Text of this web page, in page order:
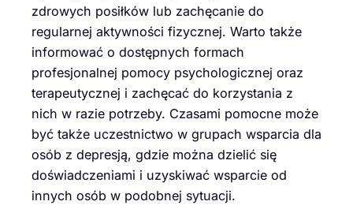
zdrowych posiłków lub zachęcanie do
regularnej aktywności fizycznej. Warto także
informować o dostępnych formach
profesjonalnej pomocy psychologicznej oraz
terapeutycznej i zachęcać do korzystania z
nich w razie potrzeby. Czasami pomocne może
być także uczestnictwo w grupach wsparcia dla
osób z depresją, gdzie można dzielić się
doświadczeniami i uzyskiwać wsparcie od
innych osób w podobnej sytuacji.